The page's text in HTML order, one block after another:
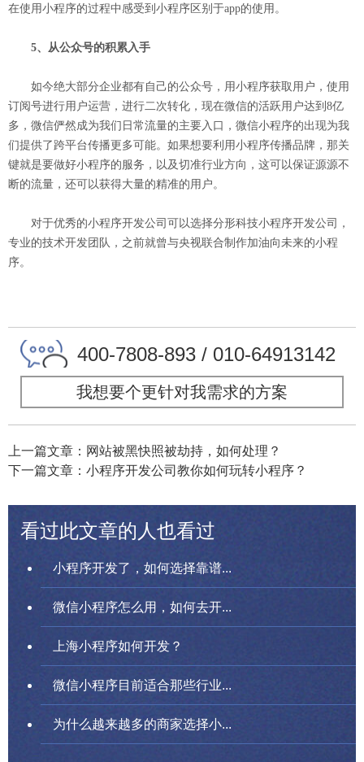
在使用小程序的过程中感受到小程序区别于app的使用。
5、从公众号的积累入手
如今绝大部分企业都有自己的公众号，用小程序获取用户，使用
订阅号进行用户运营，进行二次转化，现在微信的活跃用户达到8亿
多，微信俨然成为我们日常流量的主要入口，微信小程序的出现为我
们提供了跨平台传播更多可能。如果想要利用小程序传播品牌，那关
键就是要做好小程序的服务，以及切准行业方向，这可以保证源源不
断的流量，还可以获得大量的精准的用户。
对于优秀的小程序开发公司可以选择分形科技小程序开发公司，
专业的技术开发团队，之前就曾与央视联合制作加油向未来的小程
序。
400-7808-893 / 010-64913142
我想要个更针对我需求的方案
上一篇文章：网站被黑快照被劫持，如何处理？
下一篇文章：小程序开发公司教你如何玩转小程序？
看过此文章的人也看过
小程序开发了，如何选择靠谱...
微信小程序怎么用，如何去开...
上海小程序如何开发？
微信小程序目前适合那些行业...
为什么越来越多的商家选择小...